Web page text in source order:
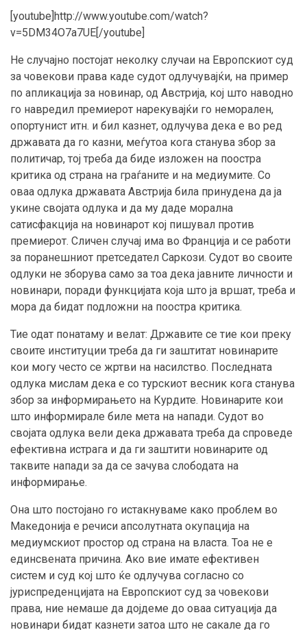
[youtube]http://www.youtube.com/watch?
v=5DM34O7a7UE[/youtube]
Не случајно постојат неколку случаи на Европскиот суд
за човекови права каде судот одлучувајќи, на пример
по апликација за новинар, од Австрија, кој што наводно
го навредил премиерот нарекувајќи го неморален,
опoртунист итн. и бил казнет, одлучува дека е во ред
државата да го казни, меѓутоа кога станува збор за
политичар, тој треба да биде изложен на поостра
критика од страна на граѓаните и на медиумите. Со
оваа одлука државата Австрија била принудена да ја
укине својата одлука и да му даде морална
сатисфакција на новинарот кој пишувал против
премиерот. Сличен случај има во Франција и се работи
за поранешниот претседател Саркози. Судот во своите
одлуки не зборува само за тоа дека јавните личности и
новинари, поради функцијата која што ја вршат, треба и
мора да бидат подложни на поостра критика.
Тие одат понатаму и велат: Државите се тие кои преку
своите институции треба да ги заштитат новинарите
кои могу често се жртви на насилство. Последната
одлука мислам дека е со турскиот весник кога станува
збор за информирањето на Курдите. Новинарите кои
што информирале биле мета на напади. Судот во
својата одлука вели дека државата треба да спроведе
ефективна истрага и да ги заштити новинарите од
таквите напади за да се зачува слободата на
информирање.
Она што постојано го истакнуваме како проблем во
Македонија е речиси апсолутната окупација на
медиумскиот простор од страна на власта. Тоа не е
единсвената причина. Ако вие имате ефективен
систем и суд кој што ќе одлучува согласно со
јуриспреденцијата на Европскиот суд за човекови
права, ние немаше да дојдеме до оваа ситуација да
новинари бидат казнети затоа што не сакале да го